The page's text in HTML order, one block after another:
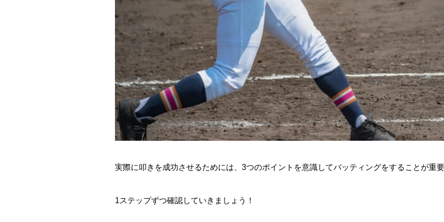
実際に叩きを成功させるためには、3つのポイントを意識してバッティングをすることが重
1ステップずつ確認していきましょう！